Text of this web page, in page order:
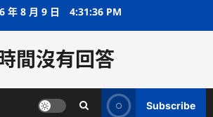
年 8 月 9 日 4:31:36 PM
間沒有回答
Subscribe